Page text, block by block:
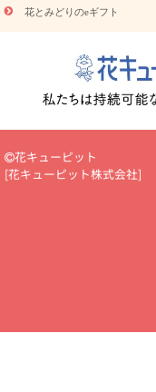
やみ・10000円～
花キューピッ
彩心理学」で選ぶ方法
転職祝いのマナー
バイス
スタンド花（
場上司や先輩へ贈るお祝
ド（早見表あり）
プロ直伝10のテクニ
花とみどりのeギフト
花キューピット
[花キューピット株式会社]